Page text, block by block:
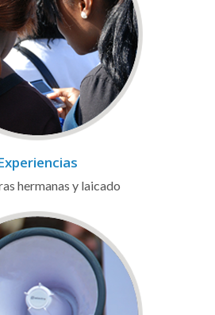
hermanas y laicado